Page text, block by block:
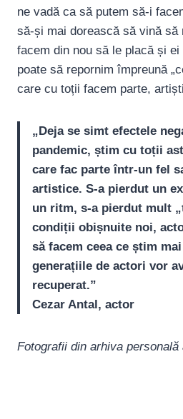
ne vadă ca să putem să-i
să-și mai dorească să vină să
facem din nou să le placă și
poate să repornim împreună
care cu toții facem parte,
„Deja se simt efectele
pandemic, știm cu toții
care fac parte într-un fel
artistice. S-a pierdut un
un ritm, s-a pierdut mult
condiții obișnuite noi,
să facem ceea ce știm
generațiile de actori vor
recuperat.”
Cezar Antal, actor
Fotografii din arhiva personală